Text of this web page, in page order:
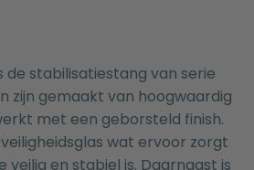
de stabilisatiestang van serie
zijn gemaakt van hoogwaardig
met een geborsteld finish.
wat ervoor zorgt
veilig en stabiel is. Daarnaast is